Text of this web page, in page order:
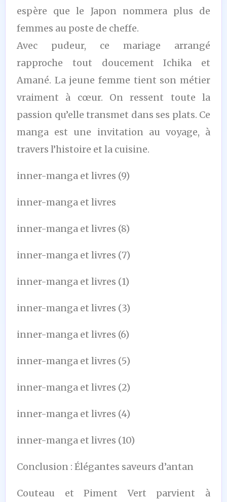
espère que le Japon nommera plus de
femmes au poste de cheffe.
Avec pudeur, ce mariage arrangé
rapproche tout doucement Ichika et
Amané. La jeune femme tient son métier
vraiment à cœur. On ressent toute la
passion qu’elle transmet dans ses plats. Ce
manga est une invitation au voyage, à
travers l’histoire et la cuisine.
inner-manga et livres (9)
inner-manga et livres
inner-manga et livres (8)
inner-manga et livres (7)
inner-manga et livres (1)
inner-manga et livres (3)
inner-manga et livres (6)
inner-manga et livres (5)
inner-manga et livres (2)
inner-manga et livres (4)
inner-manga et livres (10)
Conclusion : Élégantes saveurs d’antan
Couteau et Piment Vert parvient à